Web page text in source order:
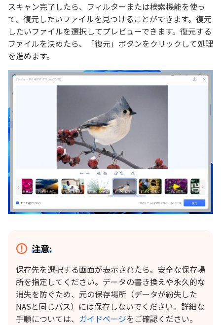
スキャン完了したら、フィルターまたは検索機能を使っ
て、復元したいファイルを見つけることができます。復元
したいファイルを選択してプレビューできます。復元する
ファイルを決めたら、「復元」ボタンをクリックして処理
を進めます。
注意:
保存先を選択する画面が表示されたら、安全な保存場
所を指定してください。データの書き換えや永久的な
消失を防ぐため、元の保存場所（データが紛失した
NASと同じパス）には保存しないでください。詳細な
手順については、 ガイドページをご確認ください。